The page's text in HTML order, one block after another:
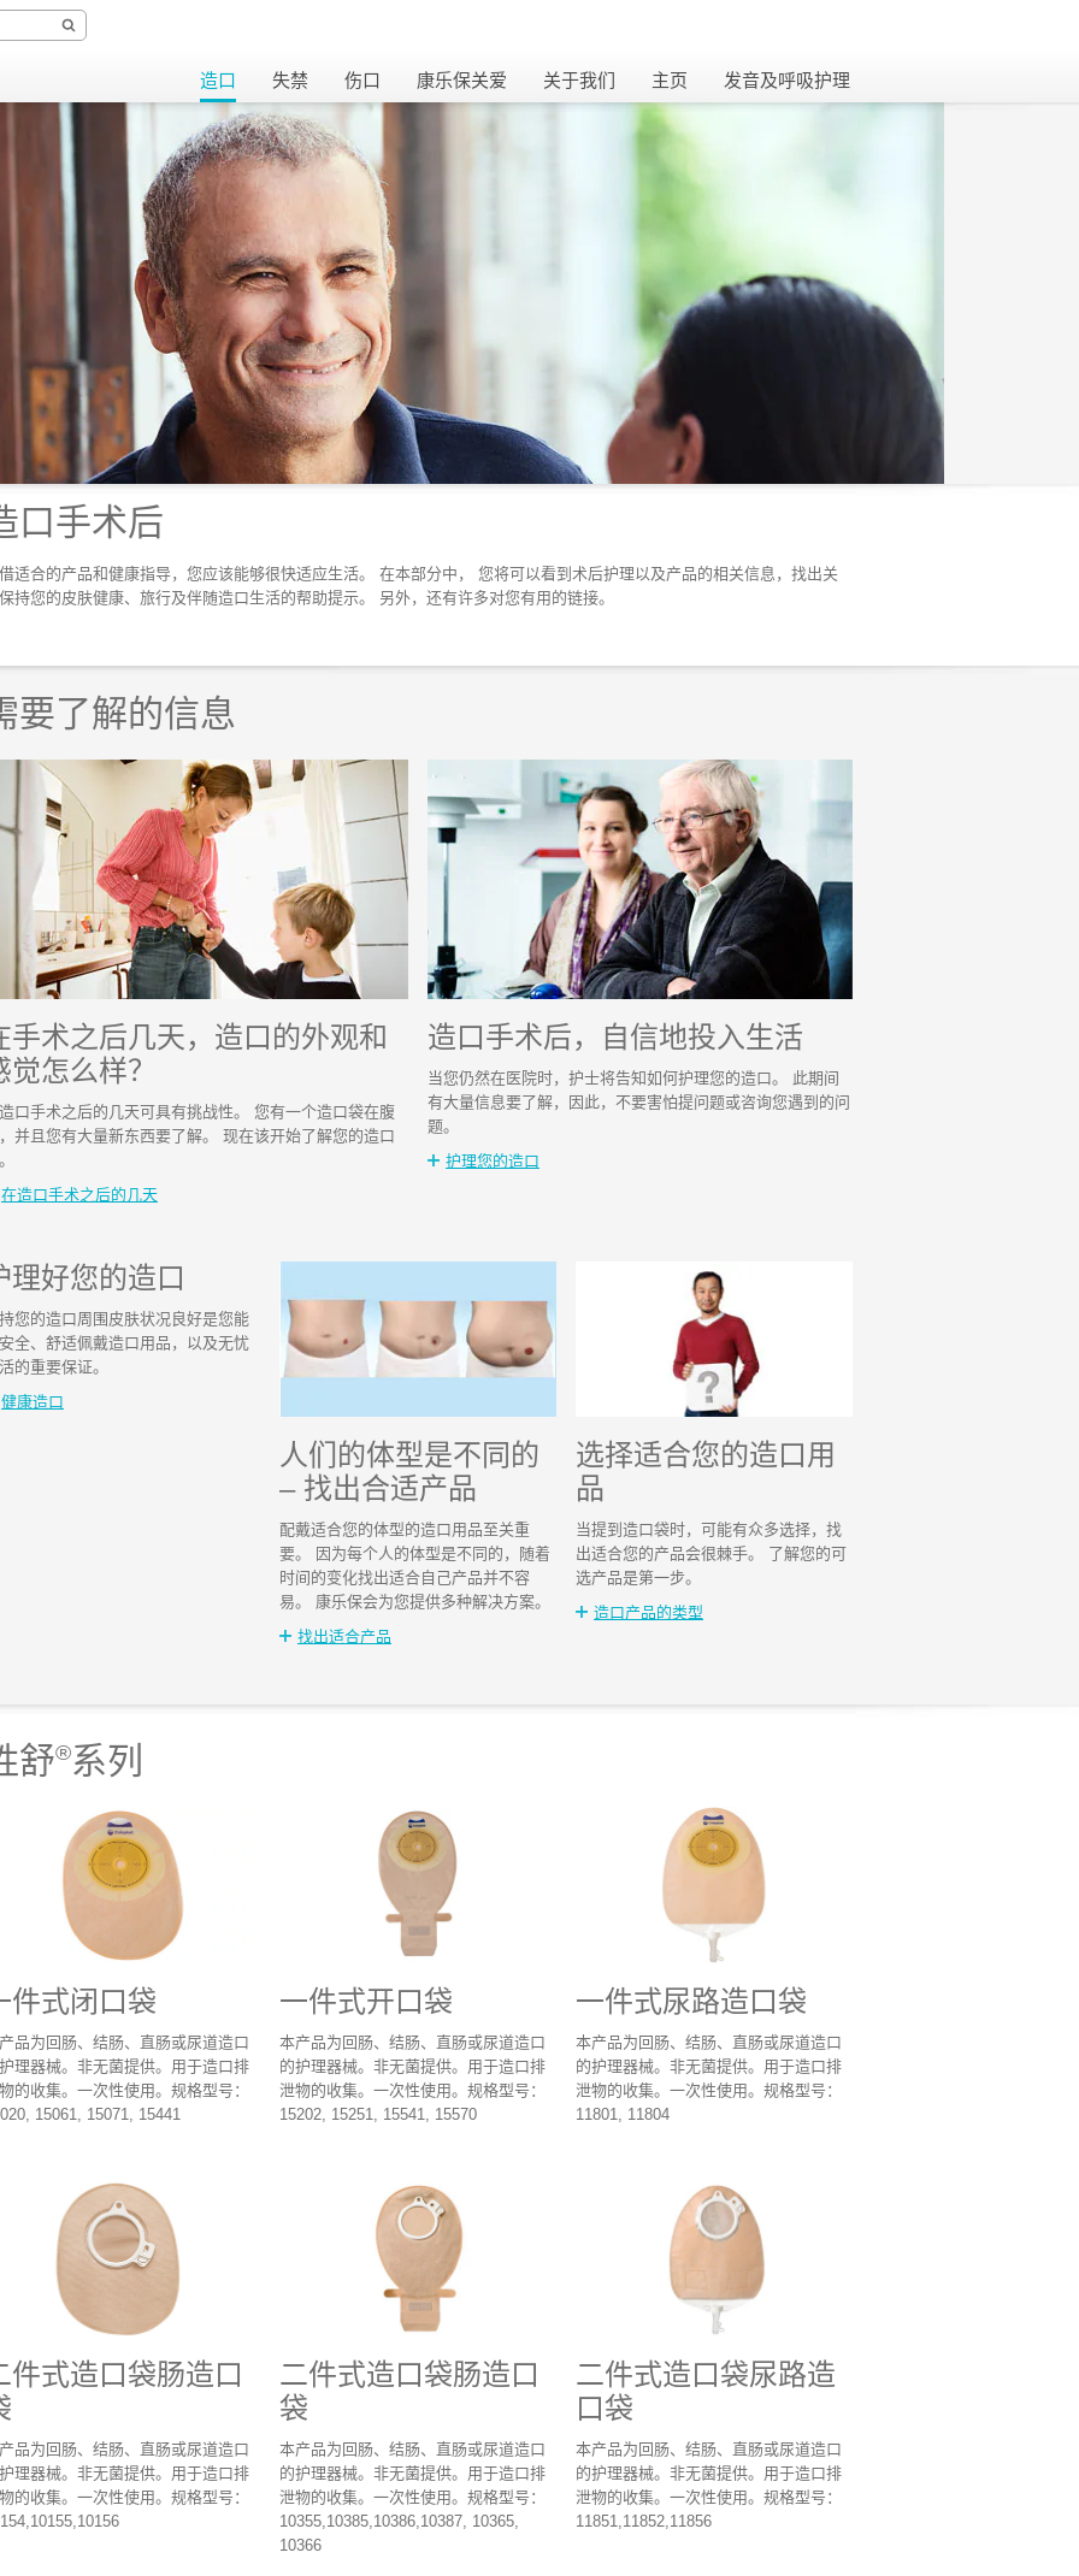
关闭
造口 失禁 伤口 康乐保关爱 关于我们 主页 发音及呼吸护理​
口手术后
适合的产品和健康指导，您应该能够很快适应生活。 在本部分中， 您将可以看到术后护理以及产品的相关信息，找出关
持您的皮肤健康、旅行及伴随造口生活的帮助提示。 另外，还有许多对您有用的链接。
要了解的信息
手术之后几天，造口的外观和
觉怎么样？
口手术之后的几天可具有挑战性。 您有一个造口袋在腹
并且您有大量新东西要了解。 现在该开始了解您的造口
在造口手术之后的几天
造口手术后，自信地投入生活
当您仍然在医院时，护士将告知如何护理您的造口。 此期间
有大量信息要了解，因此，不要害怕提问题或咨询您遇到的问
题。
护理您的造口
理好您的造口
您的造口周围皮肤状况良好是您能
全、舒适佩戴造口用品，以及无忧
的重要保证。
健康造口
人们的体型是不同的
– 找出合适产品
配戴适合您的体型的造口用品至关重
要。 因为每个人的体型是不同的，随着
时间的变化找出适合自己产品并不容
易。 康乐保会为您提供多种解决方案。
找出适合产品
选择适合您的造口用
品
当提到造口袋时，可能有众多选择，找
出适合您的产品会很棘手。 了解您的可
选产品是第一步。
造口产品的类型
舒®系列
件式闭口袋
品为回肠、结肠、直肠或尿道造口
理器械。非无菌提供。用于造口排
的收集。一次性使用。规格型号：
15061, 15071, 15441
一件式开口袋
本产品为回肠、结肠、直肠或尿道造口
的护理器械。非无菌提供。用于造口排
泄物的收集。一次性使用。规格型号：
15202, 15251, 15541, 15570
一件式尿路造口袋
本产品为回肠、结肠、直肠或尿道造口
的护理器械。非无菌提供。用于造口排
泄物的收集。一次性使用。规格型号：
11801, 11804
件式造口袋肠造口
品为回肠、结肠、直肠或尿道造口
理器械。非无菌提供。用于造口排
的收集。一次性使用。规格型号：
二件式造口袋肠造口
袋
本产品为回肠、结肠、直肠或尿道造口
的护理器械。非无菌提供。用于造口排
泄物的收集。一次性使用。规格型号：
10355,10385,10386,10387, 10365,
10366
二件式造口袋尿路造
口袋
本产品为回肠、结肠、直肠或尿道造口
的护理器械。非无菌提供。用于造口排
泄物的收集。一次性使用。规格型号：
11851,11852,11856